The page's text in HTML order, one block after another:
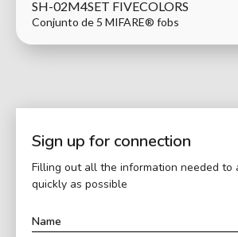
SH-02M4SET FIVECOLORS
Conjunto de 5 MIFARE® fobs
Sign up for connection
Filling out all the information needed to
quickly as possible